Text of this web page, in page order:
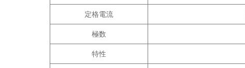
定格電流
極数
特性